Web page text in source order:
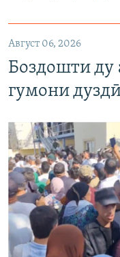
Август 06, 2026
Боздошти ду
гумони